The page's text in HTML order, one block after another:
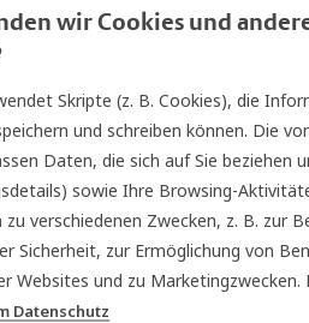
wir Cookies und
Skripte (z. B. Cookies), die
und schreiben können. Die
Daten, die sich auf Sie beziehen
sowie Ihre Browsing-
verschiedenen Zwecken, z. B. zur
Sicherheit, zur Ermöglichung von
Websites und zu
Datenschutz